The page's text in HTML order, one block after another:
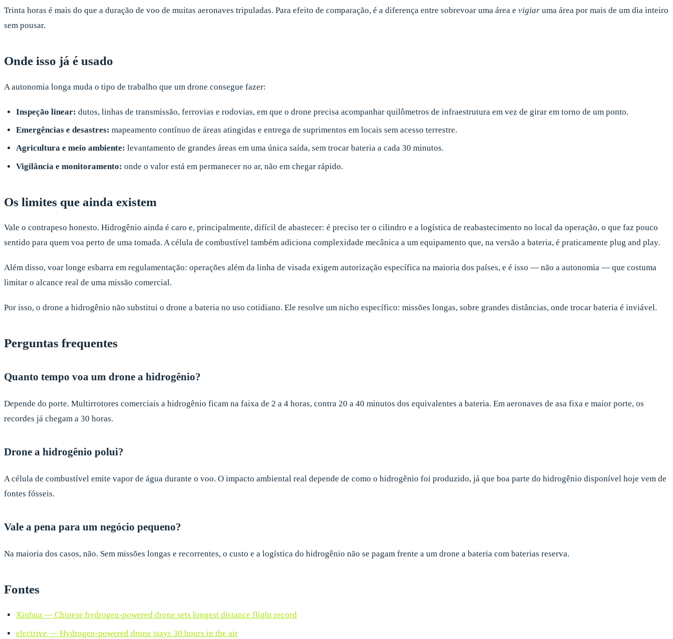
Trinta horas é mais do que a duração de voo de muitas aeronaves tripuladas. Para efeito de comparação, é a diferença entre sobrevoar uma área e vigiar uma área por mais de um dia inteiro
sem pousar.
Onde isso já é usado
A autonomia longa muda o tipo de trabalho que um drone consegue fazer:
Inspeção linear: dutos, linhas de transmissão, ferrovias e rodovias, em que o drone precisa acompanhar quilômetros de infraestrutura em vez de girar em torno de um ponto.
Emergências e desastres: mapeamento contínuo de áreas atingidas e entrega de suprimentos em locais sem acesso terrestre.
Agricultura e meio ambiente: levantamento de grandes áreas em uma única saída, sem trocar bateria a cada 30 minutos.
Vigilância e monitoramento: onde o valor está em permanecer no ar, não em chegar rápido.
Os limites que ainda existem
Vale o contrapeso honesto. Hidrogênio ainda é caro e, principalmente, difícil de abastecer: é preciso ter o cilindro e a logística de reabastecimento no local da operação, o que faz pouco
sentido para quem voa perto de uma tomada. A célula de combustível também adiciona complexidade mecânica a um equipamento que, na versão a bateria, é praticamente plug and play.
Além disso, voar longe esbarra em regulamentação: operações além da linha de visada exigem autorização específica na maioria dos países, e é isso — não a autonomia — que costuma
limitar o alcance real de uma missão comercial.
Por isso, o drone a hidrogênio não substitui o drone a bateria no uso cotidiano. Ele resolve um nicho específico: missões longas, sobre grandes distâncias, onde trocar bateria é inviável.
Perguntas frequentes
Quanto tempo voa um drone a hidrogênio?
Depende do porte. Multirrotores comerciais a hidrogênio ficam na faixa de 2 a 4 horas, contra 20 a 40 minutos dos equivalentes a bateria. Em aeronaves de asa fixa e maior porte, os
recordes já chegam a 30 horas.
Drone a hidrogênio polui?
A célula de combustível emite vapor de água durante o voo. O impacto ambiental real depende de como o hidrogênio foi produzido, já que boa parte do hidrogênio disponível hoje vem de
fontes fósseis.
Vale a pena para um negócio pequeno?
Na maioria dos casos, não. Sem missões longas e recorrentes, o custo e a logística do hidrogênio não se pagam frente a um drone a bateria com baterias reserva.
Fontes
Xinhua — Chinese hydrogen-powered drone sets longest distance flight record
electrive — Hydrogen-powered drone stays 30 hours in the air